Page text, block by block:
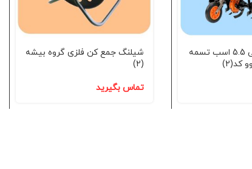
کلتیواتور بنزینی 5.5 اسب تسمه
شیلنگ جمع کن فلزی گروه بیشه
(2)
تماس بگیرید